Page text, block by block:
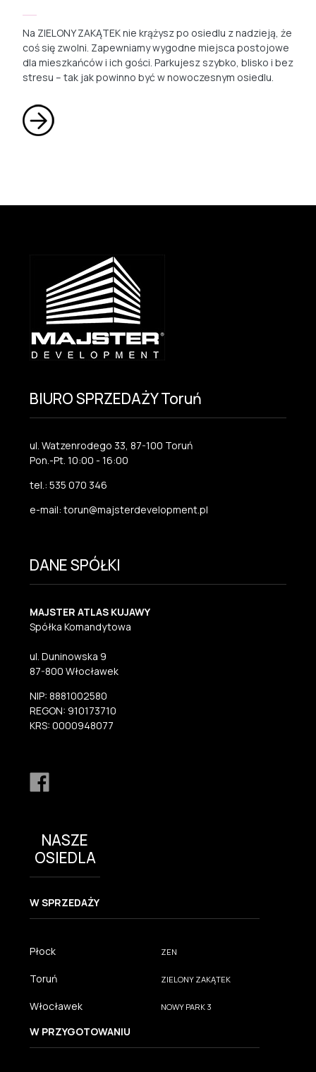
Na ZIELONY ZAKĄTEK nie krążysz po osiedlu z nadzieją, że
coś się zwolni. Zapewniamy wygodne miejsca postojowe
dla mieszkańców i ich gości. Parkujesz szybko, blisko i bez
stresu – tak jak powinno być w nowoczesnym osiedlu.
BIURO SPRZEDAŻY Toruń
ul. Watzenrodego 33, 87-100 Toruń
Pon.-Pt. 10:00 - 16:00
tel.: 535 070 346
e-mail: torun@majsterdevelopment.pl
DANE SPÓŁKI
MAJSTER ATLAS KUJAWY
Spółka Komandytowa
ul. Duninowska 9
87-800 Włocławek
NIP: 8881002580
REGON: 910173710
KRS: 0000948077
NASZE
OSIEDLA
W SPRZEDAŻY
Płock ZEN
Toruń ZIELONY ZAKĄTEK
Włocławek NOWY PARK 3
W PRZYGOTOWANIU